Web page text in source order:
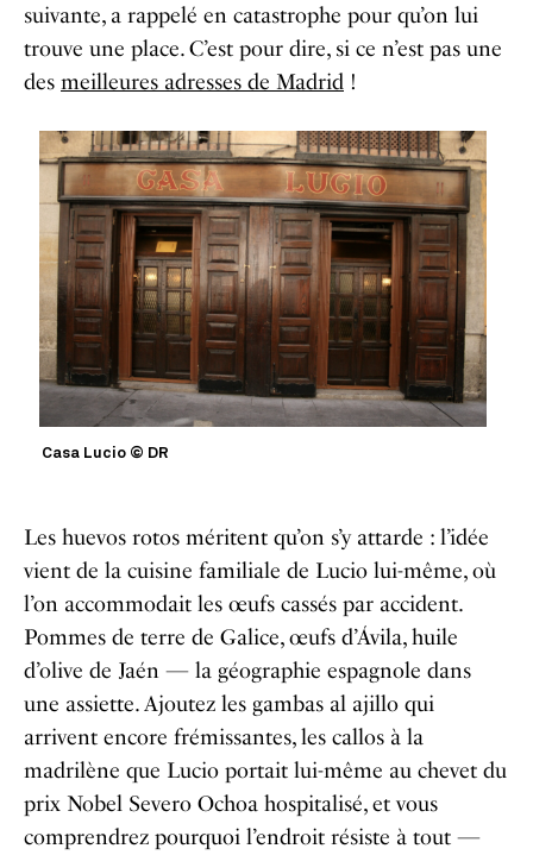
suivante, a rappelé en catastrophe pour qu’on lui
trouve une place. C’est pour dire, si ce n’est pas une
des meilleures adresses de Madrid !
Casa Lucio © DR
Les huevos rotos méritent qu’on s’y attarde : l’idée
vient de la cuisine familiale de Lucio lui-même, où
l’on accommodait les œufs cassés par accident.
Pommes de terre de Galice, œufs d’Ávila, huile
d’olive de Jaén — la géographie espagnole dans
une assiette. Ajoutez les gambas al ajillo qui
arrivent encore frémissantes, les callos à la
madrilène que Lucio portait lui-même au chevet du
prix Nobel Severo Ochoa hospitalisé, et vous
comprendrez pourquoi l’endroit résiste à tout —